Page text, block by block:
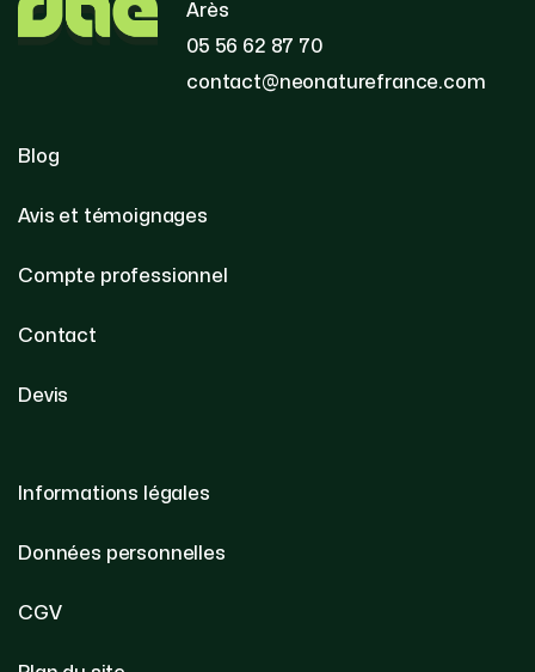
Arès
05 56 62 87 70
contact@neonaturefrance.com
Blog
Avis et témoignages
Compte professionnel
Contact
Devis
Informations légales
Données personnelles
CGV